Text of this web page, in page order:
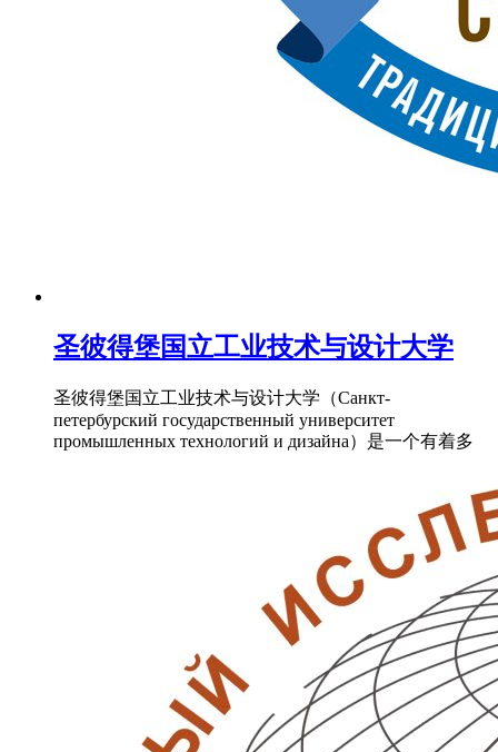
圣彼得堡国立工业技术与设计大学
圣彼得堡国立工业技术与设计大学（Санкт-
петербурский государственный университет
промышленных технологий и дизайна）是一个有着多